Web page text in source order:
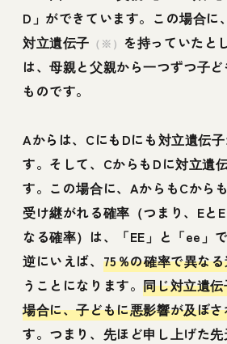
D」ができています。この場合に
対立遺伝子 （※） を持っていたと
は、母親と父親から一つずつ子
ものです。
Aからは、CにもDにも対立遺伝
す。そして、CからもDに対立遺
す。この場合に、AからもCから
受け継がれる確率（つまり、Eと
なる確率）は、「EE」と「ee」
逆にいえば、 75％の確率で異な
うことになります。同じ対立遺
場合に、子どもに悪影響が及ぼ
す。つまり、先ほど申し上げた